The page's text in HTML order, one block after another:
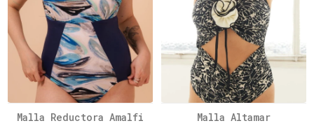
Malla Reductora Amalfi Malla Altamar